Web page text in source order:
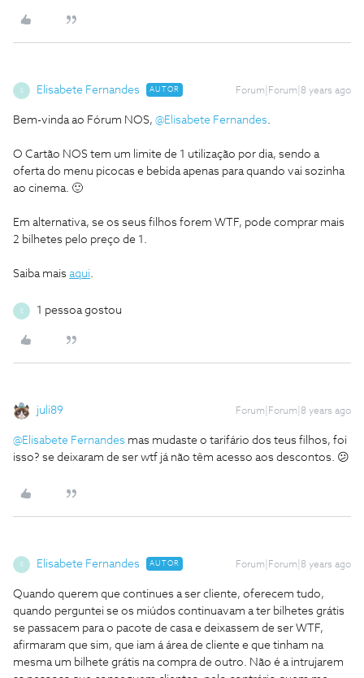
E Elisabete Fernandes AUTOR Forum|Forum|8 years ago
Bem-vinda ao Fórum NOS, @Elisabete Fernandes.
O Cartão NOS tem um limite de 1 utilização por dia, sendo a
oferta do menu picocas e bebida apenas para quando vai sozinha
ao cinema. 🙂
Em alternativa, se os seus filhos forem WTF, pode comprar mais
2 bilhetes pelo preço de 1.
Saiba mais aqui.
E 1 pessoa gostou
juli89 Forum|Forum|8 years ago
@Elisabete Fernandes mas mudaste o tarifário dos teus filhos, foi
isso? se deixaram de ser wtf já não têm acesso aos descontos. 😕
E Elisabete Fernandes AUTOR Forum|Forum|8 years ago
Quando querem que continues a ser cliente, oferecem tudo,
quando perguntei se os miúdos continuavam a ter bilhetes grátis
se passacem para o pacote de casa e deixassem de ser WTF,
afirmaram que sim, que iam á área de cliente e que tinham na
mesma um bilhete grátis na compra de outro. Não é a intrujarem